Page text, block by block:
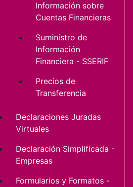
Información sobre
Cuentas Financieras
Suministro de
Información
Financiera - SSERIF
Precios de
Transferencia
Declaraciones Juradas
Virtuales
Declaración Simplificada -
Empresas
Formularios y Formatos -